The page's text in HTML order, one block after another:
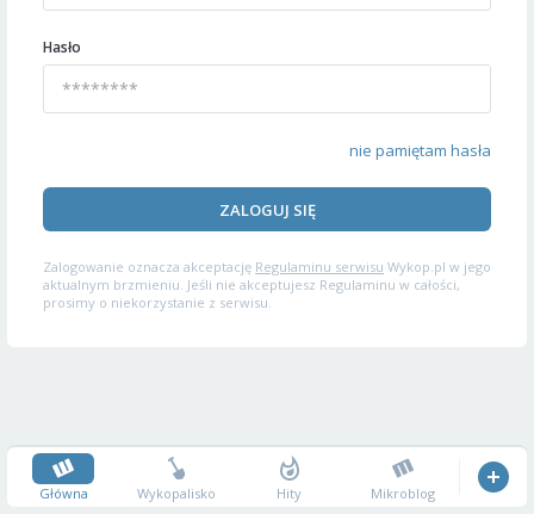
Hasło
nie pamiętam hasła
ZALOGUJ SIĘ
Zalogowanie oznacza akceptację Regulaminu serwisu Wykop.pl w jego
aktualnym brzmieniu. Jeśli nie akceptujesz Regulaminu w całości,
prosimy o niekorzystanie z serwisu.
Główna Wykopalisko Hity Mikroblog